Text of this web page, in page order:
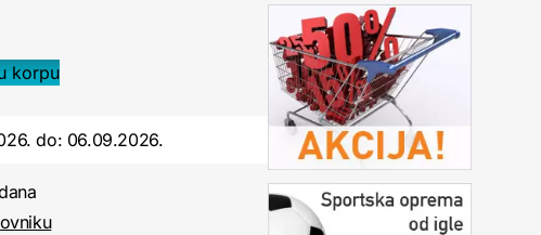
do: 06.09.2026.